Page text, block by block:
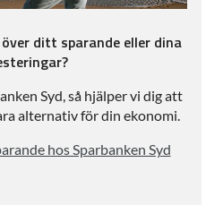
ditt sparande eller dina
Syd, så hjälper vi dig att
alternativ för din ekonomi.
hos Sparbanken Syd